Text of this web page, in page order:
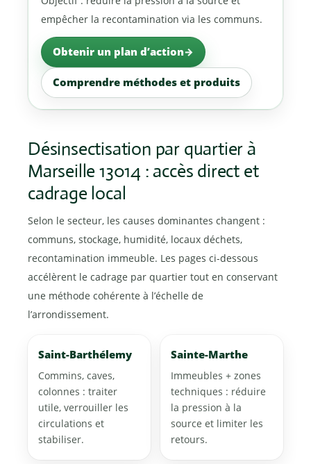
empêcher la recontamination via les communs.
Obtenir un plan d’action
Comprendre méthodes et produits
Désinsectisation par quartier à
Marseille 13014 : accès direct et
cadrage local
Selon le secteur, les causes dominantes changent :
communs, stockage, humidité, locaux déchets,
recontamination immeuble. Les pages ci-dessous
accélèrent le cadrage par quartier tout en conservant
une méthode cohérente à l’échelle de
l’arrondissement.
Saint-Barthélemy
Commins, caves,
colonnes : traiter
utile, verrouiller les
circulations et
stabiliser.
Sainte-Marthe
Immeubles + zones
techniques : réduire
la pression à la
source et limiter les
retours.